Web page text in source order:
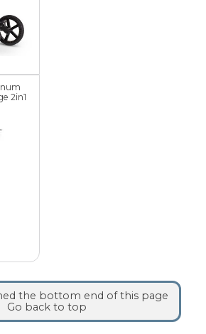
2in1
the bottom end of this page
Go back to top